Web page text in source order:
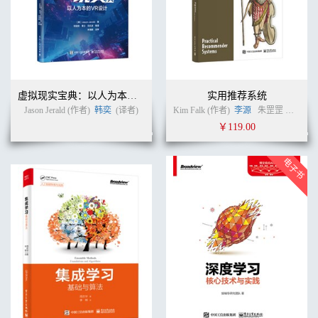
虚拟现实宝典：以人为本的VR设计
Jason Jerald (作者) 韩奕 (译者)
实用推荐系统
Kim Falk (作者) 李源 朱罡罡 温睿
￥119.00